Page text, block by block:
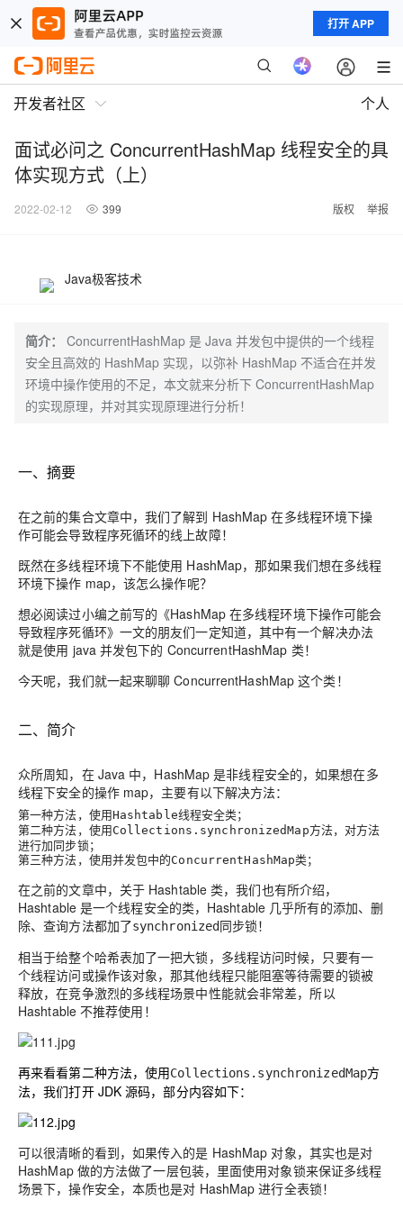
打开 APP
开发者社区 个人
面试必问之 ConcurrentHashMap 线程安全的具
体实现方式（上）
2022-02-12 399 版权 举报
Java极客技术
简介：
ConcurrentHashMap 是 Java 并发包中提供的一个线程
安全且高效的 HashMap 实现，以弥补 HashMap 不适合在并发
环境中操作使用的不足，本文就来分析下 ConcurrentHashMap
的实现原理，并对其实现原理进行分析！
一、摘要
在之前的集合文章中，我们了解到 HashMap 在多线程环境下操
作可能会导致程序死循环的线上故障！
既然在多线程环境下不能使用 HashMap，那如果我们想在多线程
环境下操作 map，该怎么操作呢？
想必阅读过小编之前写的《HashMap 在多线程环境下操作可能会
导致程序死循环》一文的朋友们一定知道，其中有一个解决办法
就是使用 java 并发包下的 ConcurrentHashMap 类！
今天呢，我们就一起来聊聊 ConcurrentHashMap 这个类！
二、简介
众所周知，在 Java 中，HashMap 是非线程安全的，如果想在多
线程下安全的操作 map，主要有以下解决方法：
第一种方法，使用Hashtable线程安全类；
第二种方法，使用Collections.synchronizedMap方法，对方法
进行加同步锁；
第三种方法，使用并发包中的ConcurrentHashMap类；
在之前的文章中，关于 Hashtable 类，我们也有所介绍，
Hashtable 是一个线程安全的类，Hashtable 几乎所有的添加、删
除、查询方法都加了synchronized同步锁！
相当于给整个哈希表加了一把大锁，多线程访问时候，只要有一
个线程访问或操作该对象，那其他线程只能阻塞等待需要的锁被
释放，在竞争激烈的多线程场景中性能就会非常差， 所以
Hashtable 不推荐使用！
再来看看第二种方法，使用Collections.synchronizedMap方
法，我们打开 JDK 源码，部分内容如下：
可以很清晰的看到，如果传入的是 HashMap 对象，其实也是对
HashMap 做的方法做了一层包装，里面使用对象锁来保证多线程
场景下，操作安全，本质也是对 HashMap 进行全表锁！